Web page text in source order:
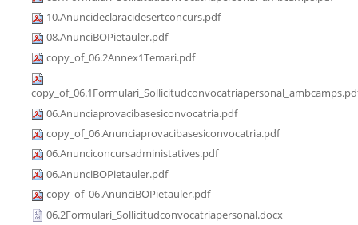
10.Anuncideclaracidesertconcurs.pdf
08.AnunciBOPietauler.pdf
copy_of_06.2Annex1Temari.pdf
06.Anunciaprovacibasesiconvocatria.pdf
copy_of_06.Anunciaprovacibasesiconvocatria.pdf
06.Anunciconcursadministatives.pdf
06.AnunciBOPietauler.pdf
copy_of_06.AnunciBOPietauler.pdf
06.2Formulari_Sollicitudconvocatriapersonal.docx